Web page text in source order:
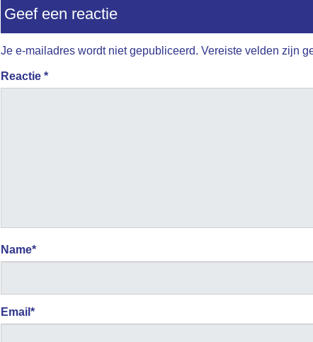
Geef een reactie
Je e-mailadres wordt niet gepubliceerd. Vereiste velden zijn
Reactie *
Name*
Email *